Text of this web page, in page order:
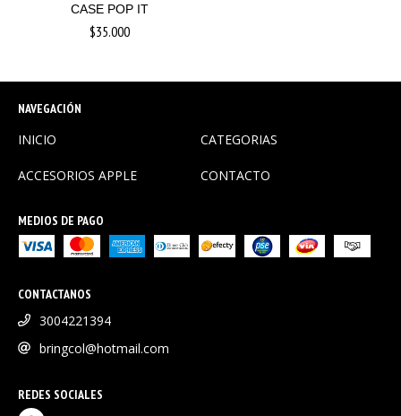
CASE POP IT
$35.000
NAVEGACIÓN
INICIO CATEGORIAS
ACCESORIOS APPLE CONTACTO
MEDIOS DE PAGO
CONTACTANOS
3004221394
bringcol@hotmail.com
REDES SOCIALES